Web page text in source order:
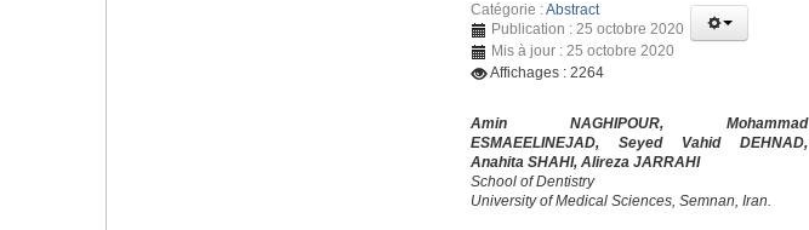
Catégorie :Abstract
Publication : 25 octobre 2020
Mis à jour : 25 octobre 2020
Affichages : 2264
Amin NAGHIPOUR, Mohammad
ESMAEELINEJAD, Seyed Vahid DEHNAD,
Anahita SHAHI, Alireza JARRAHI
School of Dentistry
University of Medical Sciences, Semnan, Iran.